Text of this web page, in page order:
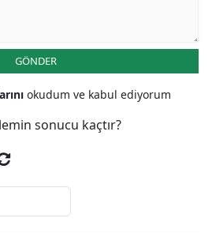
GÖNDER
okudum ve kabul ediyorum
sonucu kaçtır?